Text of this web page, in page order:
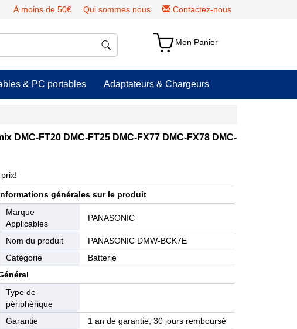
À moins de 50€ Qui sommes nous Contactez-nous
Mon Panier
& PC portables Adaptateurs & Chargeurs
DMC-FT20 DMC-FT25 DMC-FX77 DMC-FX78 DMC-
générales sur le produit
Marque
Applicables
PANASONIC
Nom du produit
PANASONIC DMW-BCK7E
Catégorie
Batterie
Type de
périphérique
Garantie
1 an de garantie, 30 jours remboursé